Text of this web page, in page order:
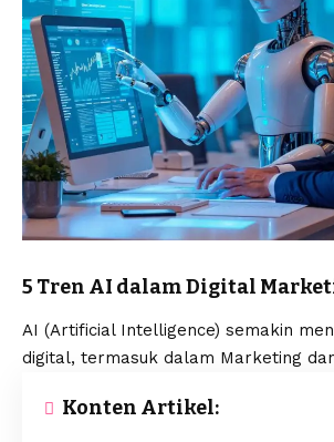
5 Tren AI dalam Digital
AI (Artificial Intelligence) semakin
digital, termasuk dalam Marketing
Konten Artikel: